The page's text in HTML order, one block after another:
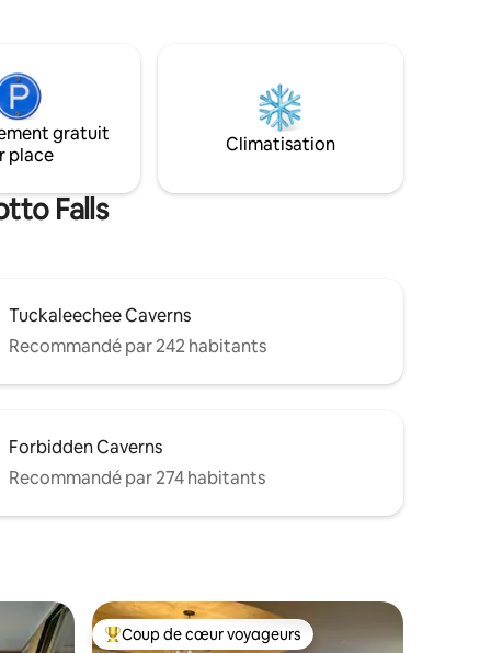
intérieur et le contrat de location
gratuit
place
Climatisation
Falls
Tuckaleechee Caverns
Recommandé par 242 habitants
Forbidden Caverns
Recommandé par 274 habitants
Coups de cœur voyageurs les plus appréciés
Coup de cœur voyageurs